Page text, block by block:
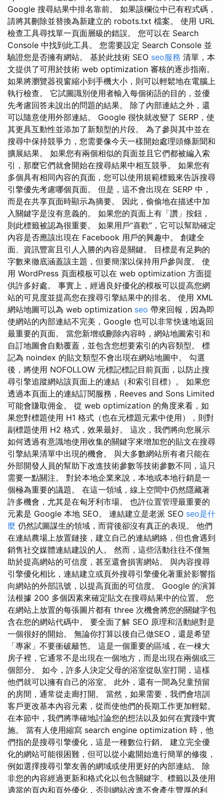
Google 搜尋結果中排名靠前。 如果該欄位中已有程式碼，
請將其刪除並替換為新建立的 robots.txt 檔案。 使用 URL
檢查工具尋找單一頁面層級的錯誤。 您可以在 Search
Console 中找到此工具。 您需要設定 Search Console 並
驗證您是否擁有網站。 基於此技術 SEO seo服務 清單，本
文提供了可用於技術 web optimization 審核的逐步指南。
如果將瀏覽器視窗縮小到手機大小，則可以輕鬆地在電腦上
執行檢查。 它試圖識別使用者輸入每個術語的目的，並優
先考慮回答未說出的問題的結果。 除了內部連結之外，還
可以隨意使用外部連結。 Google 很快就改變了 SERP，使
其更具互動性並添加了新類型的片段。 為了參與其中並在
搜尋中保持競爭力，您需要像今天一樣開始處理頭條新聞和
擴展結果。 如果您有兩個相似的頁面並且它們都被編入索
引，那麼它們就會開始在搜尋結果中相互競爭。 如果您有
多個具有相同內容的頁面，您可以使用規範標籤來告訴搜尋
引擎優先考慮哪個頁面。 但是，這不會出現在 SERP 中，
而是在共享頁面時顯示為摘要。 因此，偷偷地在描述中加
入關鍵字是沒有意義的。 如果您的頁面上有「讚」按鈕，
則此標籤被認為很重要。 如果用戶“喜歡”，它可以幫助確定
內容是否應該出現在 Facebook 用戶的興趣中。 創建全
面、資訊豐富且引人入勝的內容是關鍵。 目標是有足夠的
字數來徹底涵蓋該主題，但要簡潔以保持用戶參與度。 使
用 WordPress 頁面模板可以在 web optimization 方面提
供許多好處。 事實上，經過良好優化的模板可以提高您網
站的可見度並提高您在搜尋引擎結果中的排名。 使用 XML
網站地圖可以為 web optimization seo 帶來回報，因為即
使網站的內部連結不完美，Google 也可以非常快速地返回
最重要的頁面。 當您新增或刪除內容時，網站地圖索引和
自訂地圖會自動覆蓋，並包含您想要索引的內容類型。 標
記為 noindex 的貼文類型不會出現在網站地圖中。 勾選
後，將使用 NOFOLLOW 元標記標記目前頁面，以防止搜
尋引擎追蹤網站該頁面上的連結（和索引目標）。 如果您
透過本頁面上的連結訂閱服務，Reeves and Sons Limited
可能會賺取佣金。 從 web optimization 的角度來看，如
果您對標題使用 H1 格式（也在元標題元素中使用），則對
副標題使用 H2 格式，效果最好。 這次，我們將向您展示
如何透過有意識地使用收集的關鍵字來增加您的貼文在搜尋
引擎結果清單中出現的機會。 與大多數網站所有者只能在
外部開發人員的幫助下改進技術參數等技術參數不同，這只
需要一點關注。 對於本地企業來說，本地或本地行銷是一
個極為重要的議題。 在這一領域，線上空間中仍然隱藏著
許多機會，尤其是在匈牙利市場。 也許位置管理最重要的
元素是 Google 本地 SEO。 連結建立是老派 SEO seo是什
麼 仍然試圖謀生的領域，而背後卻沒有真正的表現。 他們
在連結農場上放置鏈接，建立自己的連結網絡，但也會遇到
銷售社交媒體連結建設的人。 然而，這些活動往往不僅無
助於提高網站的可信度，甚至還會損害網站。 與內容搜尋
引擎優化相比，連結建立或頁外搜尋引擎優化著重於影響指
向網站的外部訊號，以提高頁面的可信度。 Google 的演算
法根據 200 多個因素來確定貼文在搜尋結果中的位置。 您
在網站上放置的每張圖片都有 three 次機會將您的關鍵字包
含在您的網站代碼中。 要全面了解 SEO 原理和活動絕對是
一個很好的開始。 無論你打算以後自己做SEO，還是希望
「專家」不要衝破籬笆。 這是一個重要的區域，在一棟大
房子裡，它通常不是出現在一個地方，而是出現在兩個或三
個部分。 如今，許多人決定父母的浴室從臥室打開，這樣
他們就可以擁有自己的浴室。 此外，還有一間為兒童預留
的房間，通常從走廊打開。 當然，如果需要，我們會培訓
客戶更改基本內容元素，從而使他們的長期工作更加輕鬆。
在本節中，我們將準確地討論您的想法以及如何在實踐中實
施。 當有人使用縮寫 search engine optimization 時，他
們指的是搜尋引擎優化，這是一種數位行銷。 建立完全優
化的網站可能很困難，但可以從小處開始進行簡單的修復，
例如選擇搜尋引擎友善的網域或使用更好的內部連結。 除
非您的內容經過更新和格式化以包含關鍵字、標籤以及使用
適當的頁內和頁外優化，否則網站改進不會產生豐厚的利